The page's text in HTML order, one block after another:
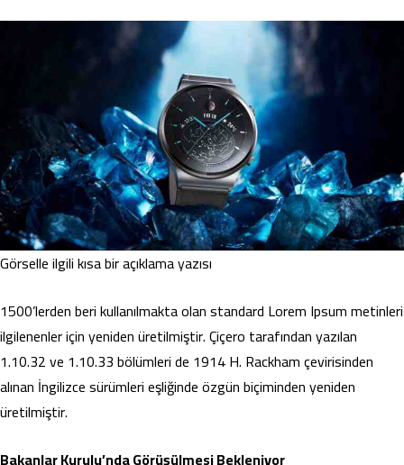
Görselle ilgili kısa bir açıklama yazısı
1500’lerden beri kullanılmakta olan standard Lorem Ipsum metinleri
ilgilenenler için yeniden üretilmiştir. Çiçero tarafından yazılan
1.10.32 ve 1.10.33 bölümleri de 1914 H. Rackham çevirisinden
alınan İngilizce sürümleri eşliğinde özgün biçiminden yeniden
üretilmiştir.
Bakanlar Kurulu’nda Görüşülmesi Bekleniyor